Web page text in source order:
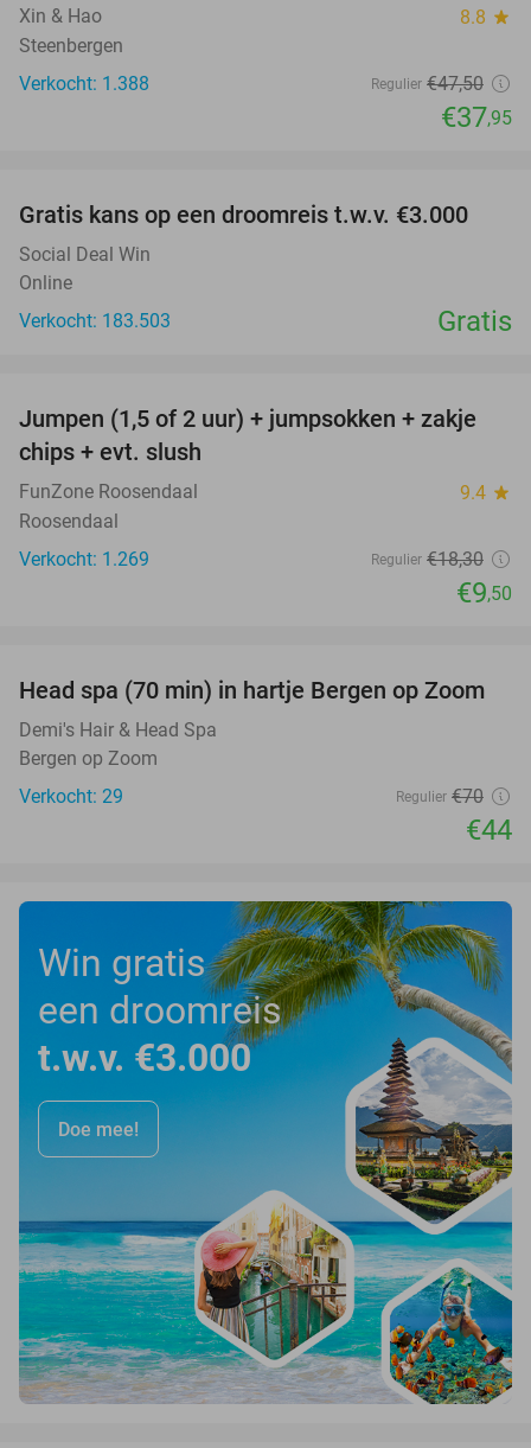
Xin & Hao 8.8 star
Steenbergen
Verkocht: 1.388
Regulier €47,50
€37,95
Gratis kans op een droomreis t.w.v. €3.000
Social Deal Win
Online
Verkocht: 183.503
Gratis
48%
Jumpen (1,5 of 2 uur) + jumpsokken + zakje
chips + evt. slush
FunZone Roosendaal 9.4 star
Roosendaal
Verkocht: 1.269
Regulier €18,30
€9,50
37%
Head spa (70 min) in hartje Bergen op Zoom
Demi's Hair & Head Spa
Bergen op Zoom
Verkocht: 29
Regulier €70
€44
Win gratis
een droomreis
t.w.v. €3.000
Doe mee!